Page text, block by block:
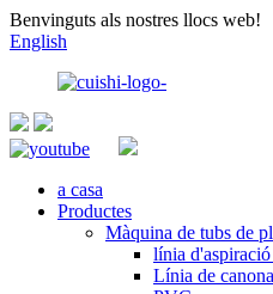
Benvinguts als nostres llocs web!
English
a casa
Productes
Màquina de tubs de
línia
Línia de